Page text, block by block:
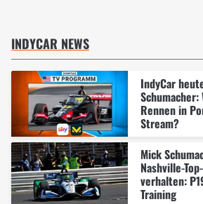
INDYCAR NEWS
IndyCar
Rennen in
Stream?
Mick
Nashville-
verhalten:
Training